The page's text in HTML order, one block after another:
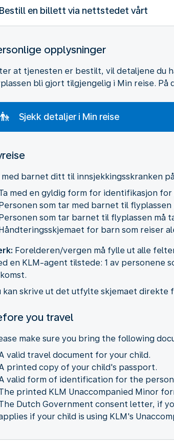
Bestill en billett via nettstedet vårt
opplysninger
at tjenesten er bestilt, vil detaljene du
bli gjort tilgjengelig i Min reise.
Sjekk detaljer i Min reise
med barnet ditt til innsjekkingsskranken
med en gyldig form for identifikasjon
som tar med barnet til
som tar barnet til flyplassen må
for barn som reiser
Forelderen/vergen må fylle ut alle
en KLM-agent tilstede: 1 av personene
kan skrive ut det utfylte skjemaet direkte
you travel
make sure you bring the following
valid travel document for your child.
printed copy of your child's passport.
valid form of identification for the
printed KLM Unaccompanied Minor
Dutch Government consent letter, if
if your child is using KLM's